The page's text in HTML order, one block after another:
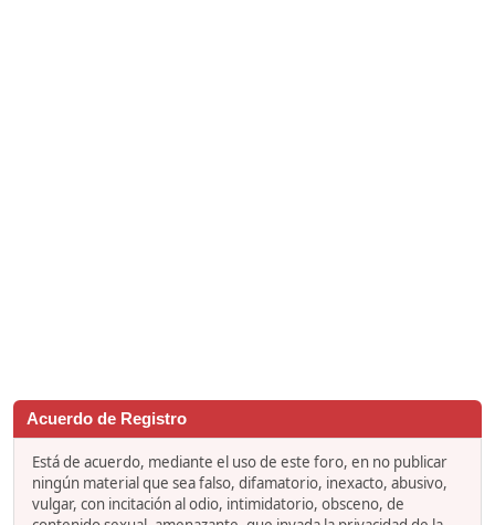
Acuerdo de Registro
Está de acuerdo, mediante el uso de este foro, en no publicar
ningún material que sea falso, difamatorio, inexacto, abusivo,
vulgar, con incitación al odio, intimidatorio, obsceno, de